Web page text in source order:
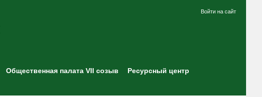
Войти на сайт
Общественная палата VII созыв
Ресурсный центр